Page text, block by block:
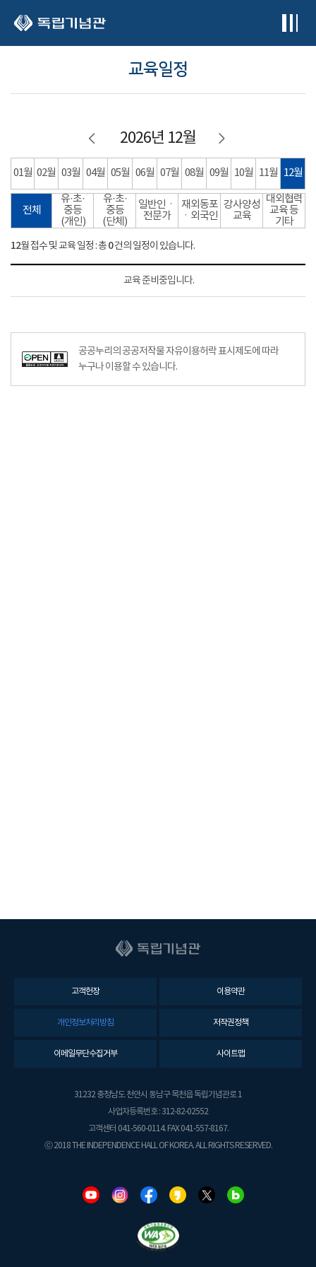
교육일정
2026년 12월
01월 02월 03월 04월 05월 06월 07월 08월 09월 10월 11월 12월
전체
유·초·
중등
(개인)
유·초·
중등
(단체)
일반인ㆍ
전문가
재외동포
ㆍ외국인
강사양성
교육
대외협력
교육 등
기타
12월 접수 및 교육 일정 : 총0건의 일정이 있습니다.
교육 준비중입니다.
공공누리의 공공저작물 자유이용허락 표시제도에 따라
누구나 이용할 수 있습니다.
고객헌장 이용약관
개인정보처리방침 저작권정책
이메일무단수집거부 사이트맵
31232 충청남도 천안시 동남구 목천읍 독립기념관로 1
사업자등록번호 : 312-82-02552
고객센터 041-560-0114. FAX 041-557-8167.
ⓒ 2018 THE INDEPENDENCE HALL OF KOREA. ALL RIGHTS RESERVED.